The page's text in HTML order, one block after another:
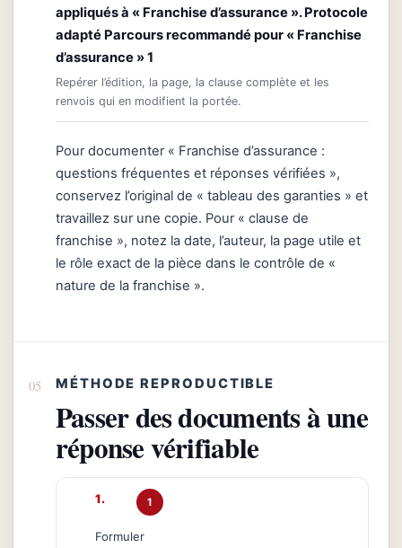
appliqués à « Franchise d’assurance ». Protocole
adapté Parcours recommandé pour « Franchise
d’assurance » 1
Repérer l’édition, la page, la clause complète et les
renvois qui en modifient la portée.
Pour documenter « Franchise d’assurance :
questions fréquentes et réponses vérifiées »,
conservez l’original de « tableau des garanties » et
travaillez sur une copie. Pour « clause de
franchise », notez la date, l’auteur, la page utile et
le rôle exact de la pièce dans le contrôle de «
nature de la franchise ».
MÉTHODE REPRODUCTIBLE
Passer des documents à une
réponse vérifiable
1
Formuler